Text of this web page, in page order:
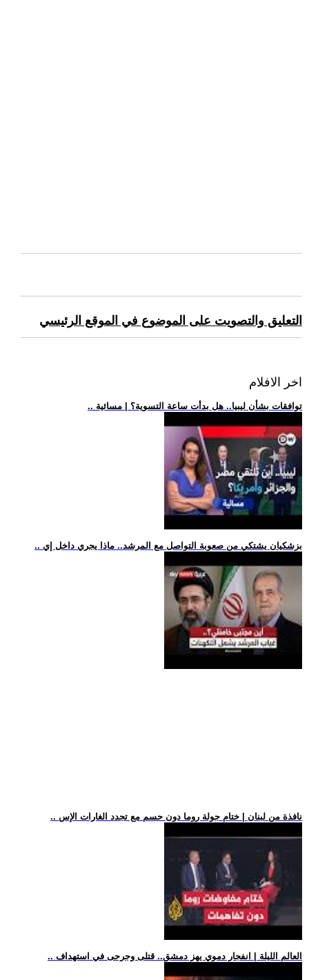
التعليق والتصويت على الموضوع في الموقع الرئيسي
اخر الافلام
.. توافقات بشأن ليبيا.. هل بدأت ساعة التسوية؟ | مسائية
.. بزشكيان يشتكي من صعوبة التواصل مع المرشد.. ماذا يجري داخل إي
.. نافذة من لبنان | ختام جولة روما دون حسم مع تجدد الغارات الإس
.. العالم الليلة | انفجار دموي يهز دمشق.. قتلى وجرحى في استهداف